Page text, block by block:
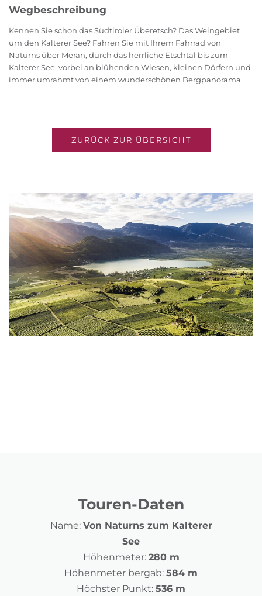
Wegbeschreibung
Kennen Sie schon das Südtiroler Überetsch? Das Weingebiet
um den Kalterer See? Fahren Sie mit Ihrem Fahrrad von
Naturns über Meran, durch das herrliche Etschtal bis zum
Kalterer See, vorbei an blühenden Wiesen, kleinen Dörfern und
immer umrahmt von einem wunderschönen Bergpanorama.
ZURÜCK ZUR ÜBERSICHT
Touren-Daten
Name: Von Naturns zum Kalterer
See
Höhenmeter: 280 m
Höhenmeter bergab: 584 m
Höchster Punkt: 536 m